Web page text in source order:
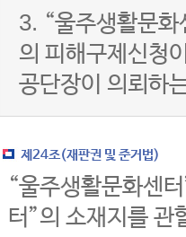
3. “울주생활문
의 피해구제신청
공단장이 의뢰하
제24조(재판권 및 준거법)
“울주생활문화센
터”의 소재지를 관